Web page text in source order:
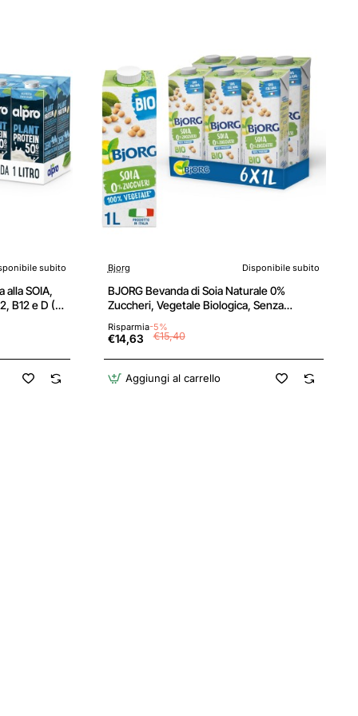
subito
alla SOIA,
B12 e D (8
Bjorg Disponibile subito
BJORG Bevanda di Soia Naturale 0%
Zuccheri, Vegetale Biologica, Senza
(Confezione da 1)
Risparmia-5%
€14,63 €15,40
Aggiungi al carrello